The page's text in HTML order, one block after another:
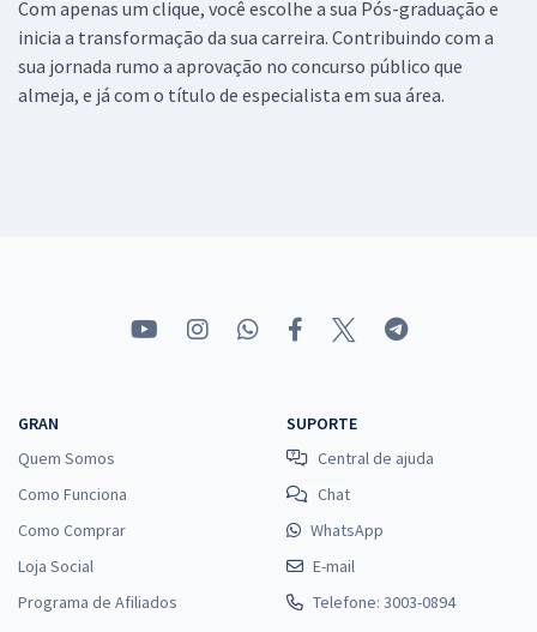
Com apenas um clique, você escolhe a sua Pós-graduação e
inicia a transformação da sua carreira. Contribuindo com a
sua jornada rumo a aprovação no concurso público que
almeja, e já com o título de especialista em sua área.
GRAN
Quem Somos
Como Funciona
Como Comprar
Loja Social
Programa de Afiliados
SUPORTE
Central de ajuda
Chat
WhatsApp
E-mail
Telefone: 3003-0894